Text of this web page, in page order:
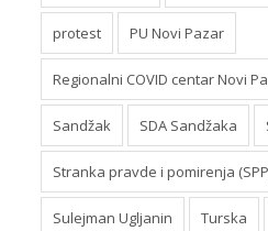
protest PU Novi Pazar
Regionalni COVID centar Novi
Sandžak SDA Sandžaka
Stranka pravde i pomirenja
Sulejman Ugljanin Turska